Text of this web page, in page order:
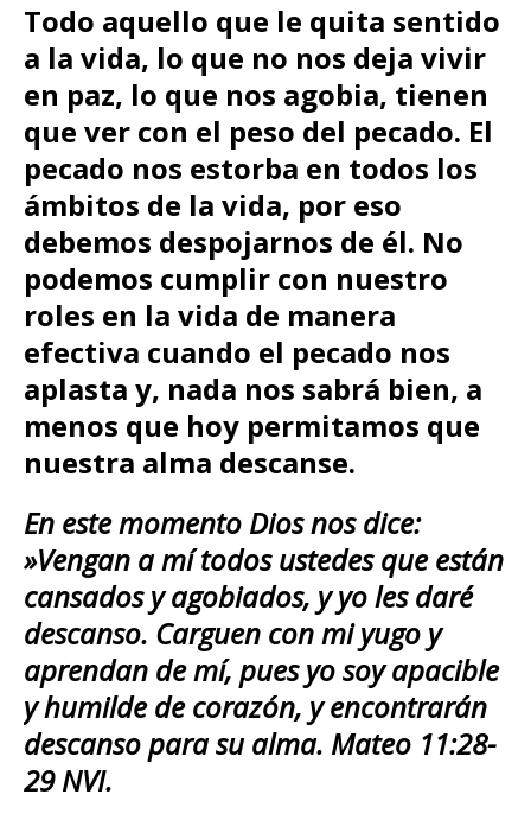
Todo aquello que le quita sentido
a la vida, lo que no nos deja vivir
en paz, lo que nos agobia, tienen
que ver con el peso del pecado. El
pecado nos estorba en todos los
ámbitos de la vida, por eso
debemos despojarnos de él. No
podemos cumplir con nuestro
roles en la vida de manera
efectiva cuando el pecado nos
aplasta y, nada nos sabrá bien, a
menos que hoy permitamos que
nuestra alma descanse.
En este momento Dios nos dice:
»Vengan a mí todos ustedes que están
cansados y agobiados, y yo les daré
descanso. Carguen con mi yugo y
aprendan de mí, pues yo soy apacible
y humilde de corazón, y encontrarán
descanso para su alma. Mateo 11:28-
29 NVI.